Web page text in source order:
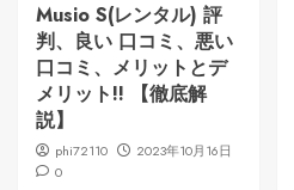
Musio S(レンタル) 評
判、良い 口コミ、悪い
口コミ、メリットとデ
メリット!! 【徹底解
説】
phi72110
2023年10月16日
0